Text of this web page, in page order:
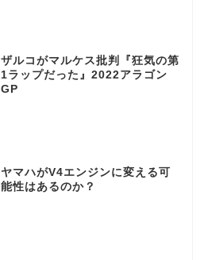
ザルコがマルケス批判『狂気の第
1ラップだった』2022アラゴン
GP
ヤマハがV4エンジンに変える可
能性はあるのか？